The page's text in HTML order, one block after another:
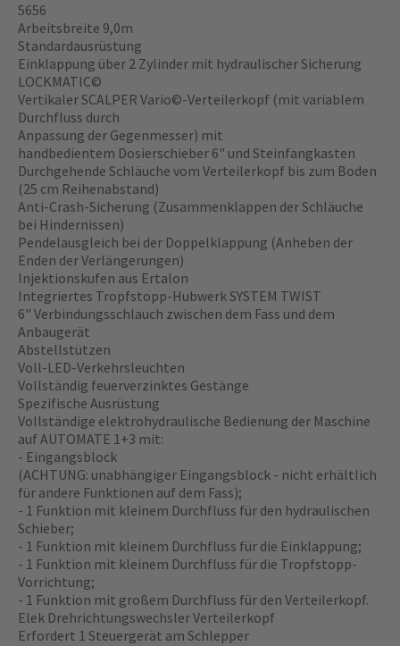
5656
Arbeitsbreite 9,0m
Standardausrüstung
Einklappung über 2 Zylinder mit hydraulischer Sicherung
LOCKMATIC©
Vertikaler SCALPER Vario©-Verteilerkopf (mit variablem
Durchfluss durch
Anpassung der Gegenmesser) mit
handbedientem Dosierschieber 6" und Steinfangkasten
Durchgehende Schläuche vom Verteilerkopf bis zum Boden
(25 cm Reihenabstand)
Anti-Crash-Sicherung (Zusammenklappen der Schläuche
bei Hindernissen)
Pendelausgleich bei der Doppelklappung (Anheben der
Enden der Verlängerungen)
Injektionskufen aus Ertalon
Integriertes Tropfstopp-Hubwerk SYSTEM TWIST
6" Verbindungsschlauch zwischen dem Fass und dem
Anbaugerät
Abstellstützen
Voll-LED-Verkehrsleuchten
Vollständig feuerverzinktes Gestänge
Spezifische Ausrüstung
Vollständige elektrohydraulische Bedienung der Maschine
auf AUTOMATE 1+3 mit:
- Eingangsblock
(ACHTUNG: unabhängiger Eingangsblock - nicht erhältlich
für andere Funktionen auf dem Fass);
- 1 Funktion mit kleinem Durchfluss für den hydraulischen
Schieber;
- 1 Funktion mit kleinem Durchfluss für die Einklappung;
- 1 Funktion mit kleinem Durchfluss für die Tropfstopp-
Vorrichtung;
- 1 Funktion mit großem Durchfluss für den Verteilerkopf.
Elek Drehrichtungswechsler Verteilerkopf
Erfordert 1 Steuergerät am Schlepper